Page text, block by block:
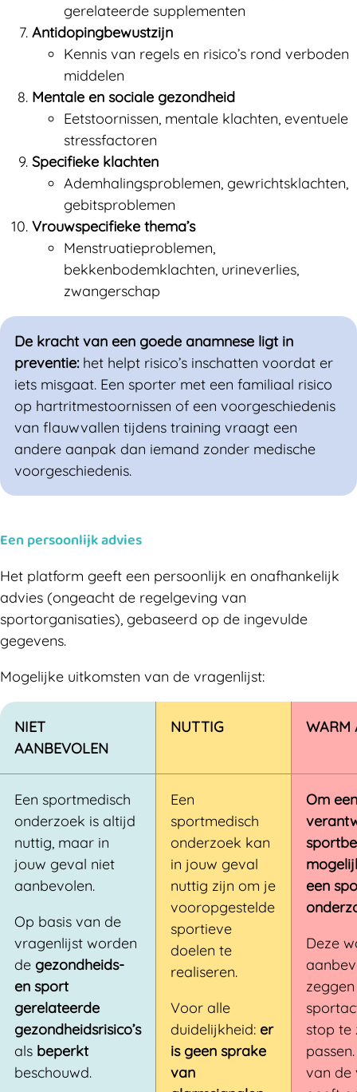
gerelateerde supplementen
Antidopingbewustzijn
Kennis van regels en risico’s rond verboden
middelen
Mentale en sociale gezondheid
Eetstoornissen, mentale klachten, eventuele
stressfactoren
Specifieke klachten
Ademhalingsproblemen, gewrichtsklachten,
gebitsproblemen
Vrouwspecifieke thema’s
Menstruatieproblemen,
bekkenbodemklachten, urineverlies,
zwangerschap
De kracht van een goede anamnese ligt in
preventie: het helpt risico’s inschatten voordat er
iets misgaat. Een sporter met een familiaal risico
op hartritmestoornissen of een voorgeschiedenis
van flauwvallen tijdens training vraagt een
andere aanpak dan iemand zonder medische
voorgeschiedenis.
Een persoonlijk advies
Het platform geeft een persoonlijk en onafhankelijk
advies (ongeacht de regelgeving van
sportorganisaties), gebaseerd op de ingevulde
gegevens.
Mogelijke uitkomsten van de vragenlijst:
NIET
AANBEVOLEN
NUTTIG WARM
Een sportmedisch
onderzoek is altijd
nuttig, maar in
jouw geval niet
aanbevolen.
Op basis van de
vragenlijst worden
de gezondheids-
en sport
gerelateerde
gezondheidsrisico’s
als beperkt
beschouwd.
Een
sportmedisch
onderzoek kan
in jouw geval
nuttig zijn om je
vooropgestelde
sportieve
doelen te
realiseren.
Voor alle
duidelijkheid: er
is geen sprake
van
Om
een
Deze
stop te
van de